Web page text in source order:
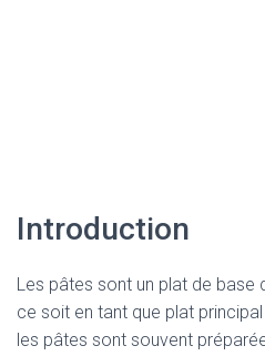
Introduction
Les pâtes sont un plat de base
ce soit en tant que plat
les pâtes sont souvent